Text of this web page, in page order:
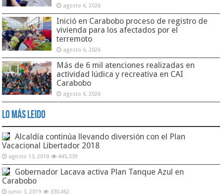
agosto 6, 2026
Inició en Carabobo proceso de registro de
vivienda para los afectados por el
terremoto
agosto 6, 2026
Más de 6 mil atenciones realizadas en
actividad lúdica y recreativa en CAI
Carabobo
agosto 6, 2026
Lo Más Leido
Alcaldía continúa llevando diversión con el Plan
Vacacional Libertador 2018
agosto 13, 2018 445,339
Gobernador Lacava activa Plan Tanque Azul en
Carabobo
junio 3, 2019 330,462